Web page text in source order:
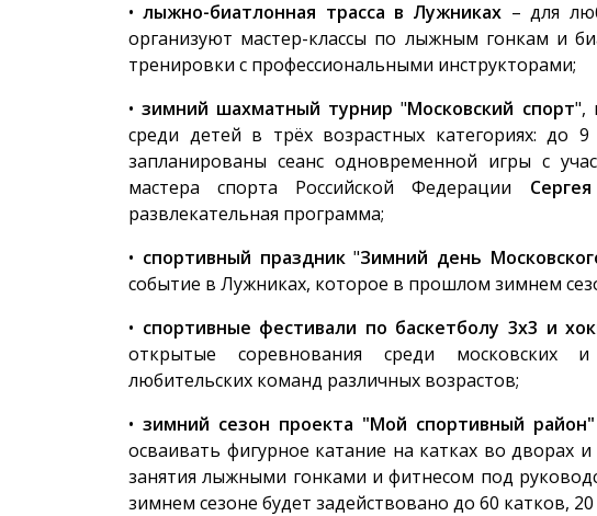
•лыжно-биатлонная трасса в Лужниках – для
организуют мастер-классы по лыжным гонкам и
тренировки с профессиональными инструкторами;
•зимний шахматный турнир "Московский спорт",
среди детей в трёх возрастных категориях:
запланированы сеанс одновременной игры с
мастера спорта Российской Федерации
развлекательная программа;
• спортивный праздник"Зимний день
событие в Лужниках, которое в прошлом зимнем
• спортивные фестивали по баскетболу 3х3 и
открытые соревнования среди московских
любительских команд различных возрастов;
•зимний сезон проекта "Мой спортивный район"
осваивать фигурное катание на катках во дворах
занятия лыжными гонками и фитнесом под
зимнем сезоне будет задействовано до 60 катков,